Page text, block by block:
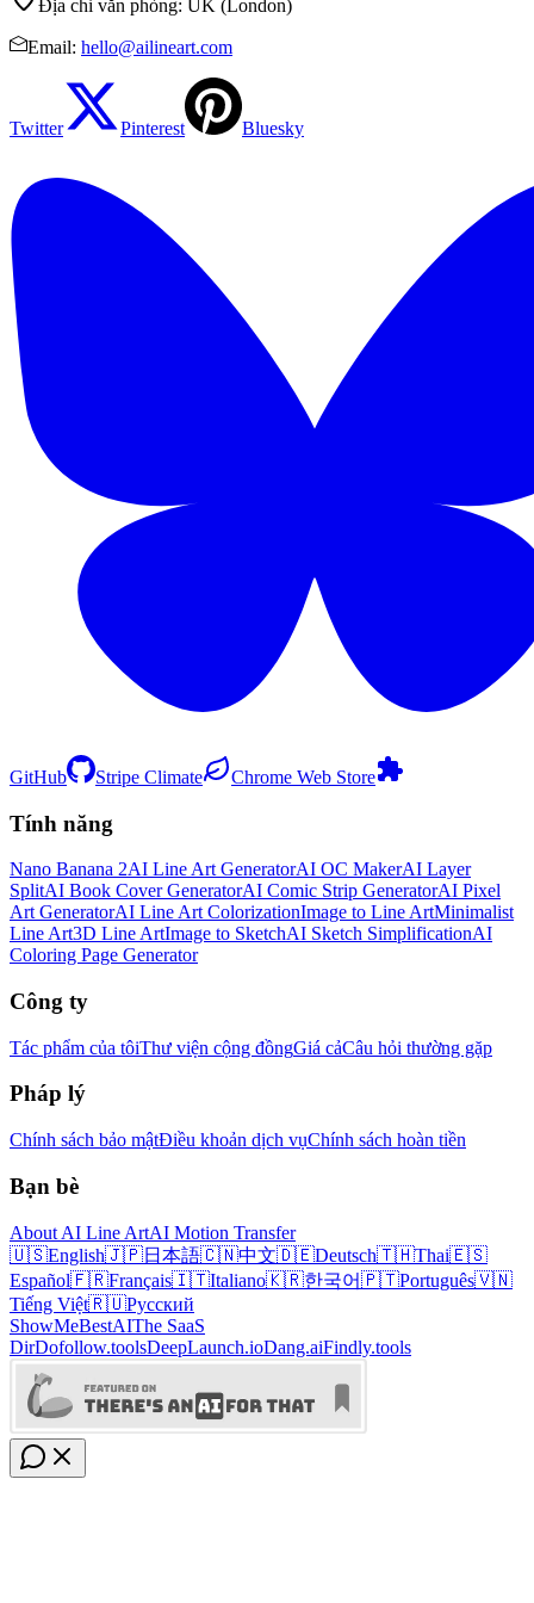
Địa chỉ văn phòng: UK (London)
Email: hello@ailineart.com
Twitter Pinterest Bluesky
GitHub Stripe Climate Chrome Web Store
Tính năng
Nano Banana 2AI Line Art GeneratorAI OC MakerAI Layer
SplitAI Book Cover GeneratorAI Comic Strip GeneratorAI Pixel
Art GeneratorAI Line Art ColorizationImage to Line ArtMinimalist
Line Art3D Line ArtImage to SketchAI Sketch SimplificationAI
Coloring Page Generator
Công ty
Tác phẩm của tôiThư viện cộng đồngGiá cảCâu hỏi thường gặp
Pháp lý
Chính sách bảo mậtĐiều khoản dịch vụChính sách hoàn tiền
Bạn bè
About AI Line ArtAI Motion Transfer
🇺🇸English🇯🇵日本語🇨🇳中文🇩🇪Deutsch🇹🇭Thai🇪🇸
Español🇫🇷Français🇮🇹Italiano🇰🇷한국어🇵🇹Português🇻🇳
Tiếng Việt🇷🇺Русский
ShowMeBestAIThe SaaS
DirDofollow.toolsDeepLaunch.ioDang.aiFindly.tools